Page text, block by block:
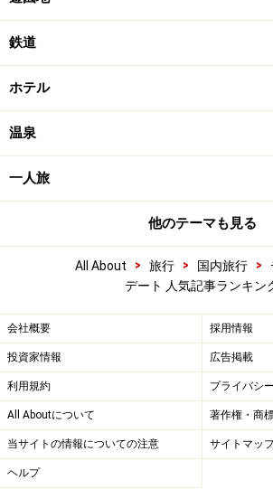
鉄道
ホテル
温泉
一人旅
他のテーマも見る
All About > 旅行 > 国内旅行 >
デート 人気記事ランキン
会社概要 採用情報
投資家情報 広告掲載
利用規約 プライバシ
All Aboutについて 著作権・商
当サイトの情報についての注意 サイトマッ
ヘルプ